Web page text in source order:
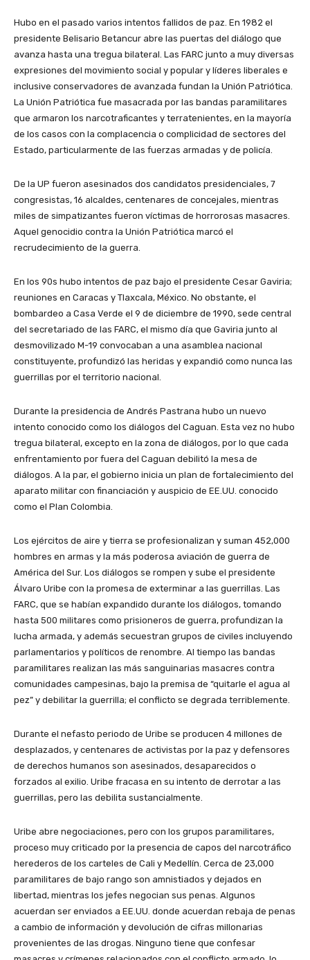
Hubo en el pasado varios intentos fallidos de paz. En 1982 el
presidente Belisario Betancur abre las puertas del diálogo que
avanza hasta una tregua bilateral. Las FARC junto a muy diversas
expresiones del movimiento social y popular y líderes liberales e
inclusive conservadores de avanzada fundan la Unión Patriótica.
La Unión Patriótica fue masacrada por las bandas paramilitares
que armaron los narcotraficantes y terratenientes, en la mayoría
de los casos con la complacencia o complicidad de sectores del
Estado, particularmente de las fuerzas armadas y de policía.
De la UP fueron asesinados dos candidatos presidenciales, 7
congresistas, 16 alcaldes, centenares de concejales, mientras
miles de simpatizantes fueron víctimas de horrorosas masacres.
Aquel genocidio contra la Unión Patriótica marcó el
recrudecimiento de la guerra.
En los 90s hubo intentos de paz bajo el presidente Cesar Gaviria;
reuniones en Caracas y Tlaxcala, México. No obstante, el
bombardeo a Casa Verde el 9 de diciembre de 1990, sede central
del secretariado de las FARC, el mismo día que Gaviria junto al
desmovilizado M-19 convocaban a una asamblea nacional
constituyente, profundizó las heridas y expandió como nunca las
guerrillas por el territorio nacional.
Durante la presidencia de Andrés Pastrana hubo un nuevo
intento conocido como los diálogos del Caguan. Esta vez no hubo
tregua bilateral, excepto en la zona de diálogos, por lo que cada
enfrentamiento por fuera del Caguan debilitó la mesa de
diálogos. A la par, el gobierno inicia un plan de fortalecimiento del
aparato militar con financiación y auspicio de EE.UU. conocido
como el Plan Colombia.
Los ejércitos de aire y tierra se profesionalizan y suman 452,000
hombres en armas y la más poderosa aviación de guerra de
América del Sur. Los diálogos se rompen y sube el presidente
Álvaro Uribe con la promesa de exterminar a las guerrillas. Las
FARC, que se habían expandido durante los diálogos, tomando
hasta 500 militares como prisioneros de guerra, profundizan la
lucha armada, y además secuestran grupos de civiles incluyendo
parlamentarios y políticos de renombre. Al tiempo las bandas
paramilitares realizan las más sanguinarias masacres contra
comunidades campesinas, bajo la premisa de “quitarle el agua al
pez” y debilitar la guerrilla; el conflicto se degrada terriblemente.
Durante el nefasto periodo de Uribe se producen 4 millones de
desplazados, y centenares de activistas por la paz y defensores
de derechos humanos son asesinados, desaparecidos o
forzados al exilio. Uribe fracasa en su intento de derrotar a las
guerrillas, pero las debilita sustancialmente.
Uribe abre negociaciones, pero con los grupos paramilitares,
proceso muy criticado por la presencia de capos del narcotráfico
herederos de los carteles de Cali y Medellín. Cerca de 23,000
paramilitares de bajo rango son amnistiados y dejados en
libertad, mientras los jefes negocian sus penas. Algunos
acuerdan ser enviados a EE.UU. donde acuerdan rebaja de penas
a cambio de información y devolución de cifras millonarias
provenientes de las drogas. Ninguno tiene que confesar